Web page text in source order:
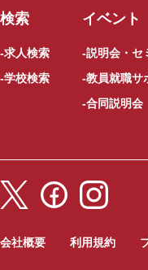
検索
求人検索
学校検索
イベント
説明会・セ
教員就職サ
合同説明会
会社概要 利用規約